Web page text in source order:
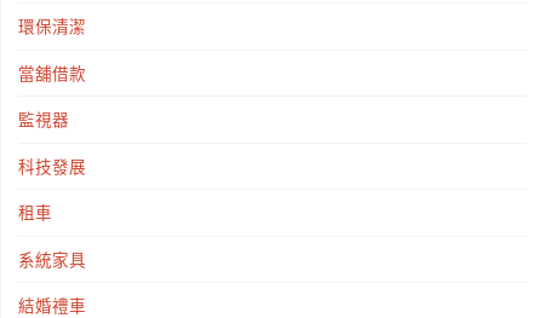
環保清潔
當舖借款
監視器
科技發展
租車
系統家具
結婚禮車